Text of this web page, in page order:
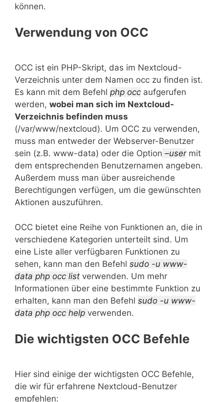
können.
Verwendung von OCC
OCC ist ein PHP-Skript, das im Nextcloud-
Verzeichnis unter dem Namen occ zu finden ist.
Es kann mit dem Befehl php occ aufgerufen
werden, wobei man sich im Nextcloud-
Verzeichnis befinden muss
(/var/www/nextcloud). Um OCC zu verwenden,
muss man entweder der Webserver-Benutzer
sein (z.B. www-data) oder die Option –usermit
dem entsprechenden Benutzernamen angeben.
Außerdem muss man über ausreichende
Berechtigungen verfügen, um die gewünschten
Aktionen auszuführen.
OCC bietet eine Reihe von Funktionen an, die in
verschiedene Kategorien unterteilt sind. Um
eine Liste aller verfügbaren Funktionen zu
sehen, kann man den Befehl sudo -u www-
data php occ list verwenden. Um mehr
Informationen über eine bestimmte Funktion zu
erhalten, kann man den Befehl sudo -u www-
data php occ help verwenden.
Die wichtigsten OCC Befehle
Hier sind einige der wichtigsten OCC Befehle,
die wir für erfahrene Nextcloud-Benutzer
empfehlen: